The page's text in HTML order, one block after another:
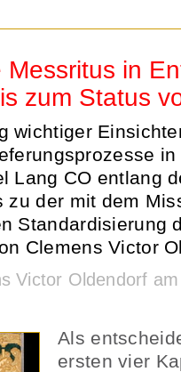
Messritus in
zum Status
wichtiger
Lang CO entlang
zu der mit dem
Standardisierung
Clemens Victor
Victor Oldendorf
Als
ersten vier